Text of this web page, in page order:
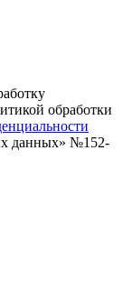
обработки
данных» №152-